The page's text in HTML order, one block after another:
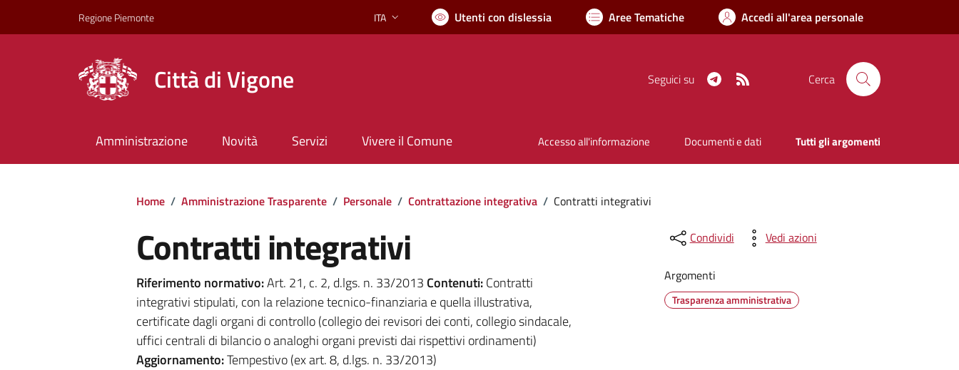
Regione Piemonte Lingua attiva:
ITA Utenti con dislessia Aree Tematiche Accedi all'area personale
Città di Vigone Seguici su Telegram Cerca
Amministrazione Novità Servizi Vivere il Comune Accesso all'informazione Documenti e dati Tutti gli argomenti
Home / Amministrazione Trasparente / Personale / Contrattazione integrativa / Contratti integrativi
Contratti integrativi
Riferimento normativo:Art. 21, c. 2, d.lgs. n. 33/2013 Contenuti:Contratti
integrativi stipulati, con la relazione tecnico-finanziaria e quella illustrativa,
certificate dagli organi di controllo (collegio dei revisori dei conti, collegio sindacale,
uffici centrali di bilancio o analoghi organi previsti dai rispettivi ordinamenti)
Aggiornamento:Tempestivo (ex art. 8, d.lgs. n. 33/2013)
Condividi Vedi azioni
Argomenti
Trasparenza amministrativa